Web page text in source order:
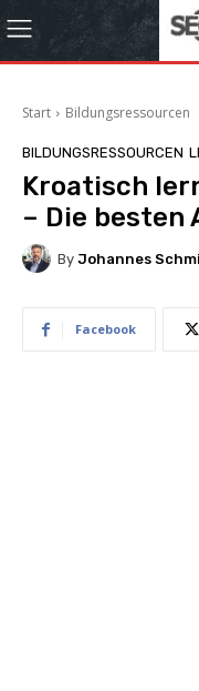
Start Bildungsressourcen
BILDUNGSRESSOURCEN
Kroatisch
– Die besten
By Johannes
Facebook